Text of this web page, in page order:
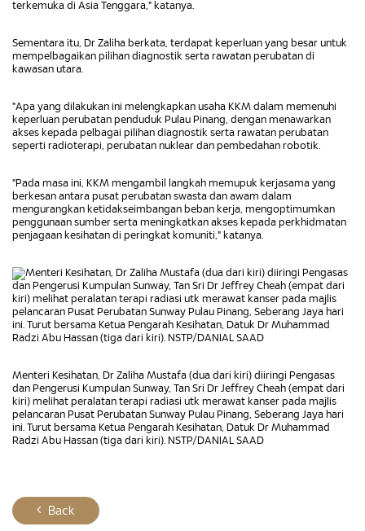
terkemuka di Asia Tenggara," katanya.
Sementara itu, Dr Zaliha berkata, terdapat keperluan yang besar untuk
mempelbagaikan pilihan diagnostik serta rawatan perubatan di
kawasan utara.
"Apa yang dilakukan ini melengkapkan usaha KKM dalam memenuhi
keperluan perubatan penduduk Pulau Pinang, dengan menawarkan
akses kepada pelbagai pilihan diagnostik serta rawatan perubatan
seperti radioterapi, perubatan nuklear dan pembedahan robotik.
"Pada masa ini, KKM mengambil langkah memupuk kerjasama yang
berkesan antara pusat perubatan swasta dan awam dalam
mengurangkan ketidakseimbangan beban kerja, mengoptimumkan
penggunaan sumber serta meningkatkan akses kepada perkhidmatan
penjagaan kesihatan di peringkat komuniti," katanya.
Menteri Kesihatan, Dr Zaliha Mustafa (dua dari kiri) diiringi Pengasas
dan Pengerusi Kumpulan Sunway, Tan Sri Dr Jeffrey Cheah (empat dari
kiri) melihat peralatan terapi radiasi utk merawat kanser pada majlis
pelancaran Pusat Perubatan Sunway Pulau Pinang, Seberang Jaya hari
ini. Turut bersama Ketua Pengarah Kesihatan, Datuk Dr Muhammad
Radzi Abu Hassan (tiga dari kiri). NSTP/DANIAL SAAD
Back